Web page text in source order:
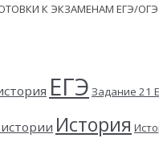
К ЭКЗАМЕНАМ ЕГЭ/
ЕГЭ Задание 21
История